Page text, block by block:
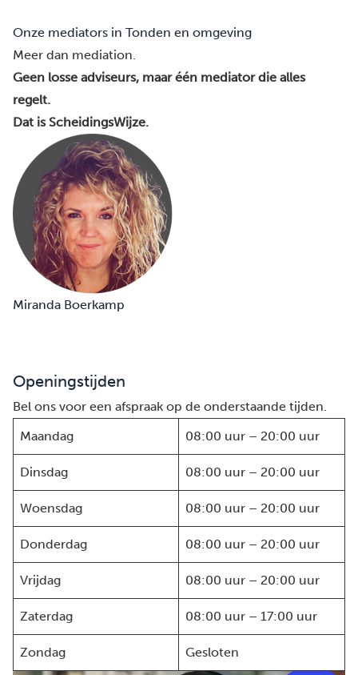
Onze mediators in Tonden en omgeving
Meer dan mediation.
Geen losse adviseurs, maar één mediator die alles
regelt.
Dat is ScheidingsWijze.
Miranda Boerkamp
Openingstijden
Bel ons voor een afspraak op de onderstaande tijden.
Maandag
08:00 uur – 20:00 uur
Dinsdag 08:00 uur – 20:00 uur
Woensdag 08:00 uur – 20:00 uur
Donderdag 08:00 uur – 20:00 uur
Vrijdag 08:00 uur – 20:00 uur
Zaterdag 08:00 uur – 17:00 uur
Zondag Gesloten